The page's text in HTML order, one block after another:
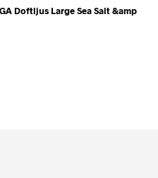
Doftljus Large Sea Salt &amp